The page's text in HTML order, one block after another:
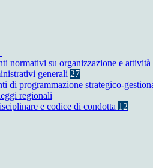
normativi su organizzazione e attività
generali 27
di programmazione strategico-
regionali
e codice di condotta 12